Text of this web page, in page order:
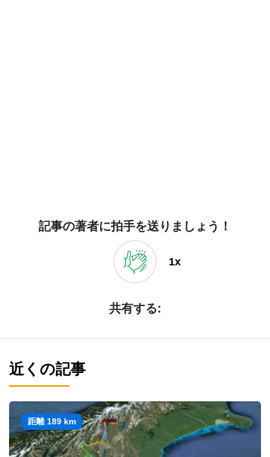
記事の著者に拍手を送りましょう！
1x
共有する:
近くの記事
距離 189 km